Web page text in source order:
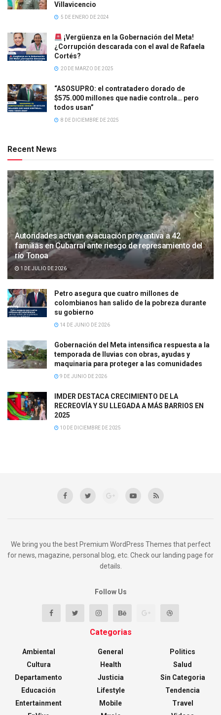
Villavicencio
5 DE ENERO DE 2024
¡Vergüenza en la Gobernación del Meta!
¿Corrupción descarada con el aval de Rafaela
Cortés?
20 DE MARZO DE 2025
“ASOSUPRO: el contratadero dorado de
$575.000 millones que nadie controla… pero
todos usan”
8 DE DICIEMBRE DE 2025
Recent News
Autoridades activan evacuación preventiva a 42
familias en Cubarral ante riesgo de represamiento del
río Tonoa
1 DE JULIO DE 2026
Petro asegura que cuatro millones de
colombianos han salido de la pobreza durante
su gobierno
14 DE JUNIO DE 2026
Gobernación del Meta intensifica respuesta a la
temporada de lluvias con obras, ayudas y
maquinaria para proteger a las comunidades
9 DE JUNIO DE 2026
IMDER DESTACA CRECIMIENTO DE LA
RECREOVÍA Y SU LLEGADA A MÁS BARRIOS EN
2025
10 DE DICIEMBRE DE 2025
We bring you the best Premium WordPress Themes that perfect
for news, magazine, personal blog, etc. Check our landing page for
details.
Follow Us
Categorias
Ambiental
Cultura
Departamento
Educación
Entertainment
General
Health
Justicia
Lifestyle
Mobile
Politics
Salud
Sin Categoria
Tendencia
Travel